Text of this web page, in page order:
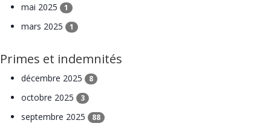
mai 2025 1
mars 2025 1
Primes et indemnités
décembre 2025 8
octobre 2025 3
septembre 2025 88